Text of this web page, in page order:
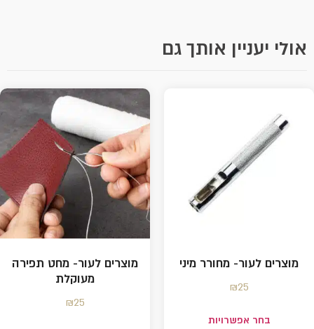
אולי יעניין אותך גם
מוצרים לעור- מחורר מיני
₪25
בחר אפשרויות
מוצרים לעור- מחט תפירה
מעוקלת
₪25